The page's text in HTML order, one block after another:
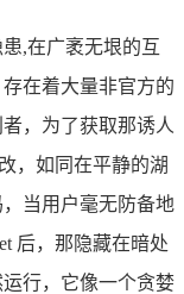
,在广袤无垠的互
在着大量非官方的
，为了获取那诱人
，如同在平静的湖
当用户毫无防备地
后，那隐藏在暗处
行，它像一个贪婪